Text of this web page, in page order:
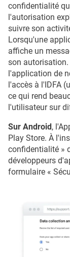
confidentialité
l'autorisation
suivre son
Lorsqu'une
affiche un
son
l'application de
l'accès à l'IDFA
ce qui rend
l'utilisateur sur
Sur Android,
Play Store. À
confidentialité »
développeurs
formulaire «